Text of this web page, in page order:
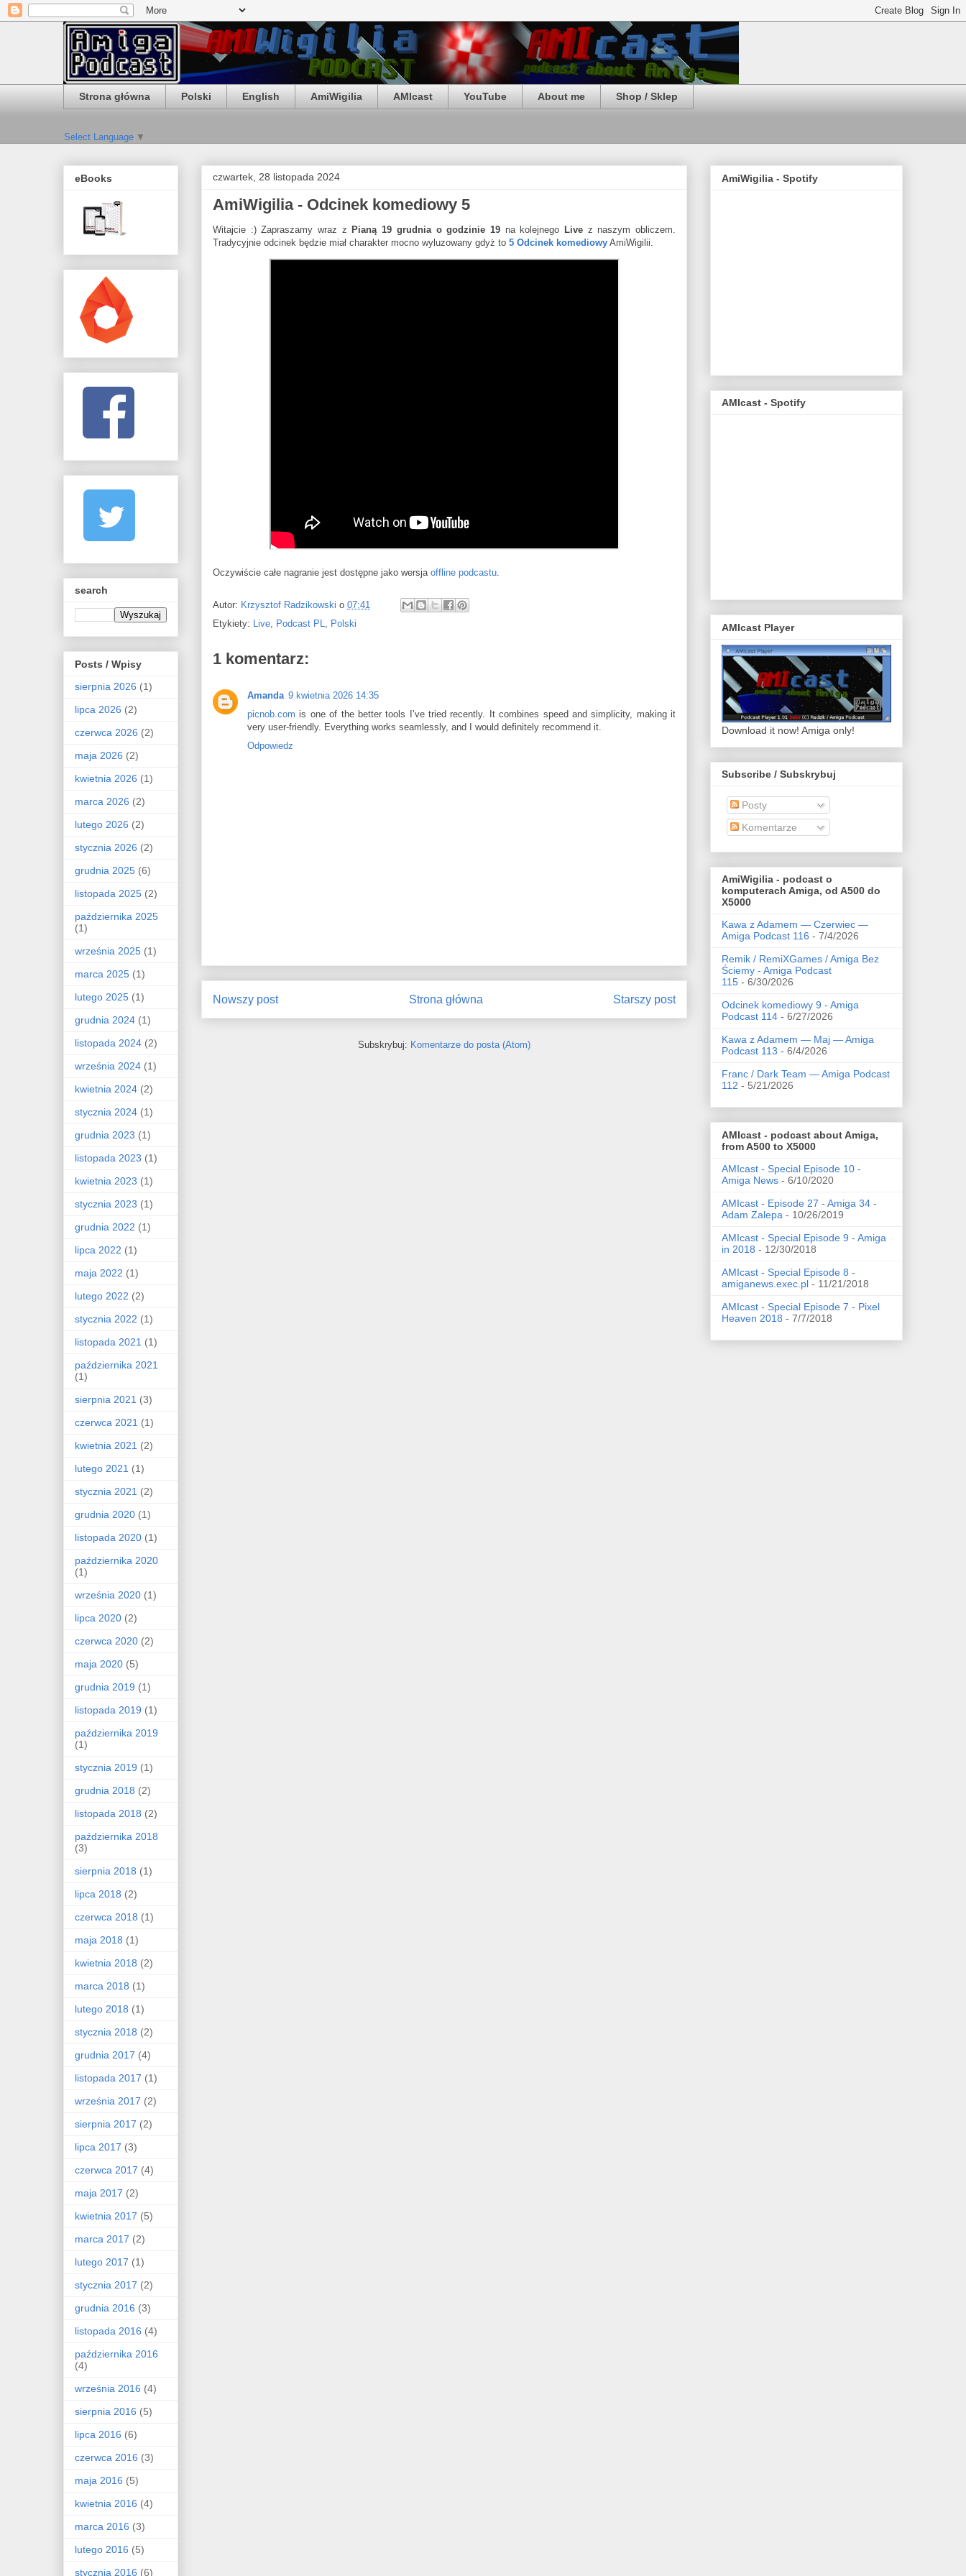
Strona główna Polski English AmiWigilia AMIcast YouTube About me Shop / Sklep
Select Language ▼
czwartek, 28 listopada 2024
AmiWigilia - Odcinek komediowy 5
Witajcie :) Zapraszamy wraz z Pianą 19 grudnia o godzinie 19na kolejnego Livez naszym obliczem.
Tradycyjnie odcinek będzie miał charakter mocno wyluzowany gdyż to 5 Odcinek komediowy AmiWigilii.
Oczywiście całe nagranie jest dostępne jako wersja offline podcastu.
Autor: Krzysztof Radzikowski o 07:41
Etykiety: Live, Podcast PL, Polski
1 komentarz:
Amanda 9 kwietnia 2026 14:35
picnob.com is one of the better tools I’ve tried recently. It combines speed and simplicity, making it
very user-friendly. Everything works seamlessly, and I would definitely recommend it.
Odpowiedz
Nowszy post Starszy post
Strona główna
Subskrybuj: Komentarze do posta (Atom)
eBooks
search
Posts / Wpisy
sierpnia 2026 (1)
lipca 2026 (2)
czerwca 2026 (2)
maja 2026 (2)
kwietnia 2026 (1)
marca 2026 (2)
lutego 2026 (2)
stycznia 2026 (2)
grudnia 2025 (6)
listopada 2025 (2)
października 2025
(1)
września 2025 (1)
marca 2025 (1)
lutego 2025 (1)
grudnia 2024 (1)
listopada 2024 (2)
września 2024 (1)
kwietnia 2024 (2)
stycznia 2024 (1)
grudnia 2023 (1)
listopada 2023 (1)
kwietnia 2023 (1)
stycznia 2023 (1)
grudnia 2022 (1)
lipca 2022 (1)
maja 2022 (1)
lutego 2022 (2)
stycznia 2022 (1)
listopada 2021 (1)
października 2021
(1)
sierpnia 2021 (3)
czerwca 2021 (1)
kwietnia 2021 (2)
lutego 2021 (1)
stycznia 2021 (2)
grudnia 2020 (1)
listopada 2020 (1)
października 2020
(1)
września 2020 (1)
lipca 2020 (2)
czerwca 2020 (2)
maja 2020 (5)
grudnia 2019 (1)
listopada 2019 (1)
października 2019
(1)
stycznia 2019 (1)
grudnia 2018 (2)
listopada 2018 (2)
października 2018
(3)
sierpnia 2018 (1)
lipca 2018 (2)
czerwca 2018 (1)
maja 2018 (1)
kwietnia 2018 (2)
marca 2018 (1)
lutego 2018 (1)
stycznia 2018 (2)
grudnia 2017 (4)
listopada 2017 (1)
września 2017 (2)
sierpnia 2017 (2)
lipca 2017 (3)
czerwca 2017 (4)
maja 2017 (2)
kwietnia 2017 (5)
marca 2017 (2)
lutego 2017 (1)
stycznia 2017 (2)
grudnia 2016 (3)
listopada 2016 (4)
października 2016
(4)
września 2016 (4)
sierpnia 2016 (5)
lipca 2016 (6)
czerwca 2016 (3)
maja 2016 (5)
kwietnia 2016 (4)
marca 2016 (3)
lutego 2016 (5)
stycznia 2016 (6)
AmiWigilia - Spotify
AMIcast - Spotify
AMIcast Player
Download it now! Amiga only!
Subscribe / Subskrybuj
Posty
Komentarze
AmiWigilia - podcast o
komputerach Amiga, od A500 do
X5000
Kawa z Adamem — Czerwiec —
Amiga Podcast 116 - 7/4/2026
Remik / RemiXGames / Amiga Bez
Ściemy - Amiga Podcast
115 - 6/30/2026
Odcinek komediowy 9 - Amiga
Podcast 114 - 6/27/2026
Kawa z Adamem — Maj — Amiga
Podcast 113 - 6/4/2026
Franc / Dark Team — Amiga Podcast
112 - 5/21/2026
AMIcast - podcast about Amiga,
from A500 to X5000
AMIcast - Special Episode 10 -
Amiga News - 6/10/2020
AMIcast - Episode 27 - Amiga 34 -
Adam Zalepa - 10/26/2019
AMIcast - Special Episode 9 - Amiga
in 2018 - 12/30/2018
AMIcast - Special Episode 8 -
amiganews.exec.pl - 11/21/2018
AMIcast - Special Episode 7 - Pixel
Heaven 2018 - 7/7/2018